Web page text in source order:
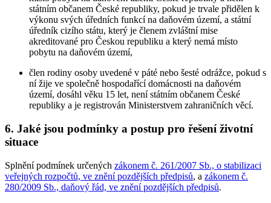
státním občanem České republiky, pokud je trvale přidělen k
výkonu svých úředních funkcí na daňovém území, a státní
úředník cizího státu, který je členem zvláštní mise
akreditované pro Českou republiku a který nemá místo
pobytu na daňovém území,
člen rodiny osoby uvedené v páté nebo šesté odrážce, pokud s
ní žije ve společně hospodařící domácnosti na daňovém
území, dosáhl věku 15 let, není státním občanem České
republiky a je registrován Ministerstvem zahraničních věcí.
6. Jaké jsou podmínky a postup pro řešení životní
situace
Splnění podmínek určených zákonem č. 261/2007 Sb., o stabilizaci
veřejných rozpočtů, ve znění pozdějších předpisů, a zákonem č.
280/2009 Sb., daňový řád, ve znění pozdějších předpisů.